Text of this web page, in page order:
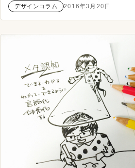
デザインコラム 2016年3月20日